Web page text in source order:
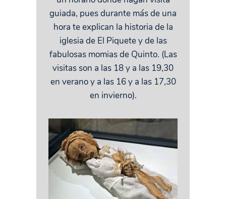
guiada, pues durante más de una
hora te explican la historia de la
iglesia de El Piquete y de las
fabulosas momias de Quinto. (Las
visitas son a las 18 y a las 19,30
en verano y a las 16 y a las 17,30
en invierno).